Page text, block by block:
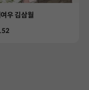
우 김삼월